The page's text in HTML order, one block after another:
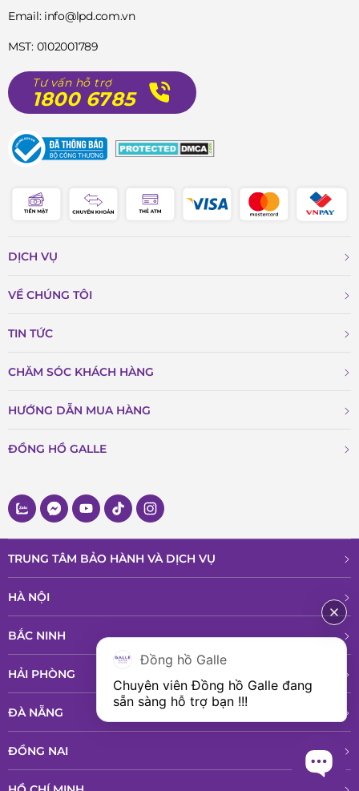
Email: info@lpd.com.vn
MST: 0102001789
Tư vấn hỗ trợ
1800 6785
DỊCH VỤ
VỀ CHÚNG TÔI
TIN TỨC
CHĂM SÓC KHÁCH HÀNG
HƯỚNG DẪN MUA HÀNG
ĐỒNG HỒ GALLE
TRUNG TÂM BẢO HÀNH VÀ DỊCH VỤ
HÀ NỘI
BẮC NINH
HẢI PHÒNG
ĐÀ NẴNG
ĐỒNG NAI
Đồng hồ Galle
Chuyên viên Đồng hồ Galle đang
sẵn sàng hỗ trợ bạn !!!